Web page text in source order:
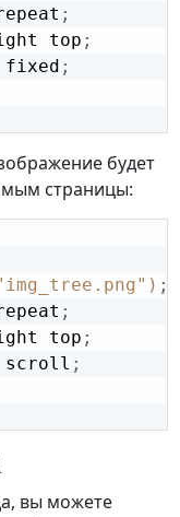
;
top ;
fixed ;
будет
страницы:
;
;
top ;
scroll ;
вы можете